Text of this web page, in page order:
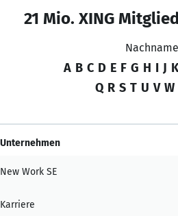
21 Mio. XING
A B C D E F G H I J K
Q R S T U V W
Unternehmen
New Work SE
Karriere